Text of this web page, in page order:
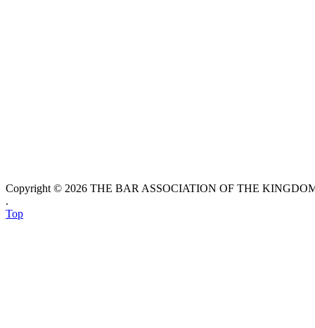
Copyright © 2026 THE BAR ASSOCIATION OF THE
.
Top